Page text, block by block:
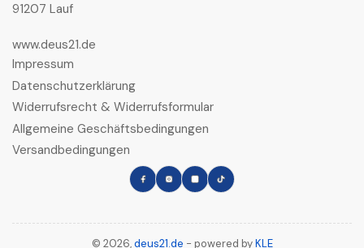
91207 Lauf
www.deus21.de
Impressum
Datenschutzerklärung
Widerrufsrecht & Widerrufsformular
Allgemeine Geschäftsbedingungen
Versandbedingungen
FacebookInstagram
LinkedInTikTok
© 2026,deus21.de - powered byKLE